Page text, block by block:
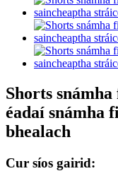
Shorts
éadaí snámha
bhealach
Cur síos gairid: